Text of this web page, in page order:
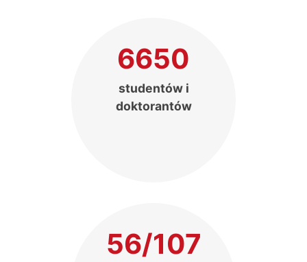
6650
studentów i
doktorantów
56/107